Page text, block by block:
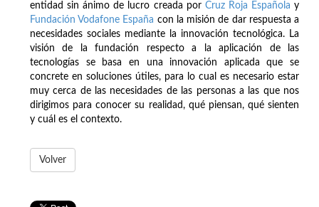
entidad sin ánimo de lucro creada por Cruz Roja Española y
Fundación Vodafone España con la misión de dar respuesta a
necesidades sociales mediante la innovación tecnológica. La
visión de la fundación respecto a la aplicación de las
tecnologías se basa en una innovación aplicada que se
concrete en soluciones útiles, para lo cual es necesario estar
muy cerca de las necesidades de las personas a las que nos
dirigimos para conocer su realidad, qué piensan, qué sienten
y cuál es el contexto.
Volver